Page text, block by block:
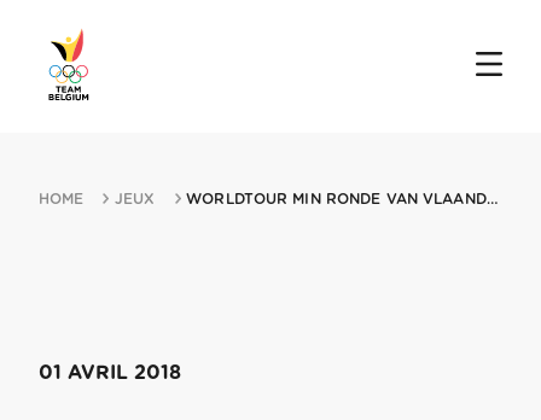
HOME JEUX WORLDTOUR MIN RONDE VAN VLAANDEREN 01042018 ANTWERP
01 AVRIL 2018